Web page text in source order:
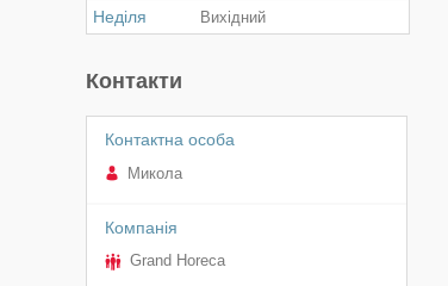
Неділя Вихідний
Контакти
Микола
Grand Horeca